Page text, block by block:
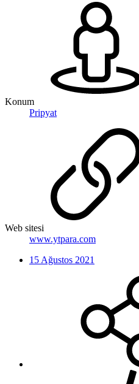
Konum
Pripyat
Web sitesi
www.ytpara.com
15 Ağustos 2021